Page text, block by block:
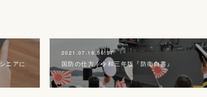
ニアに
2021.07.16 06:37
国防の仕方｜令和三年版『防衛白書』